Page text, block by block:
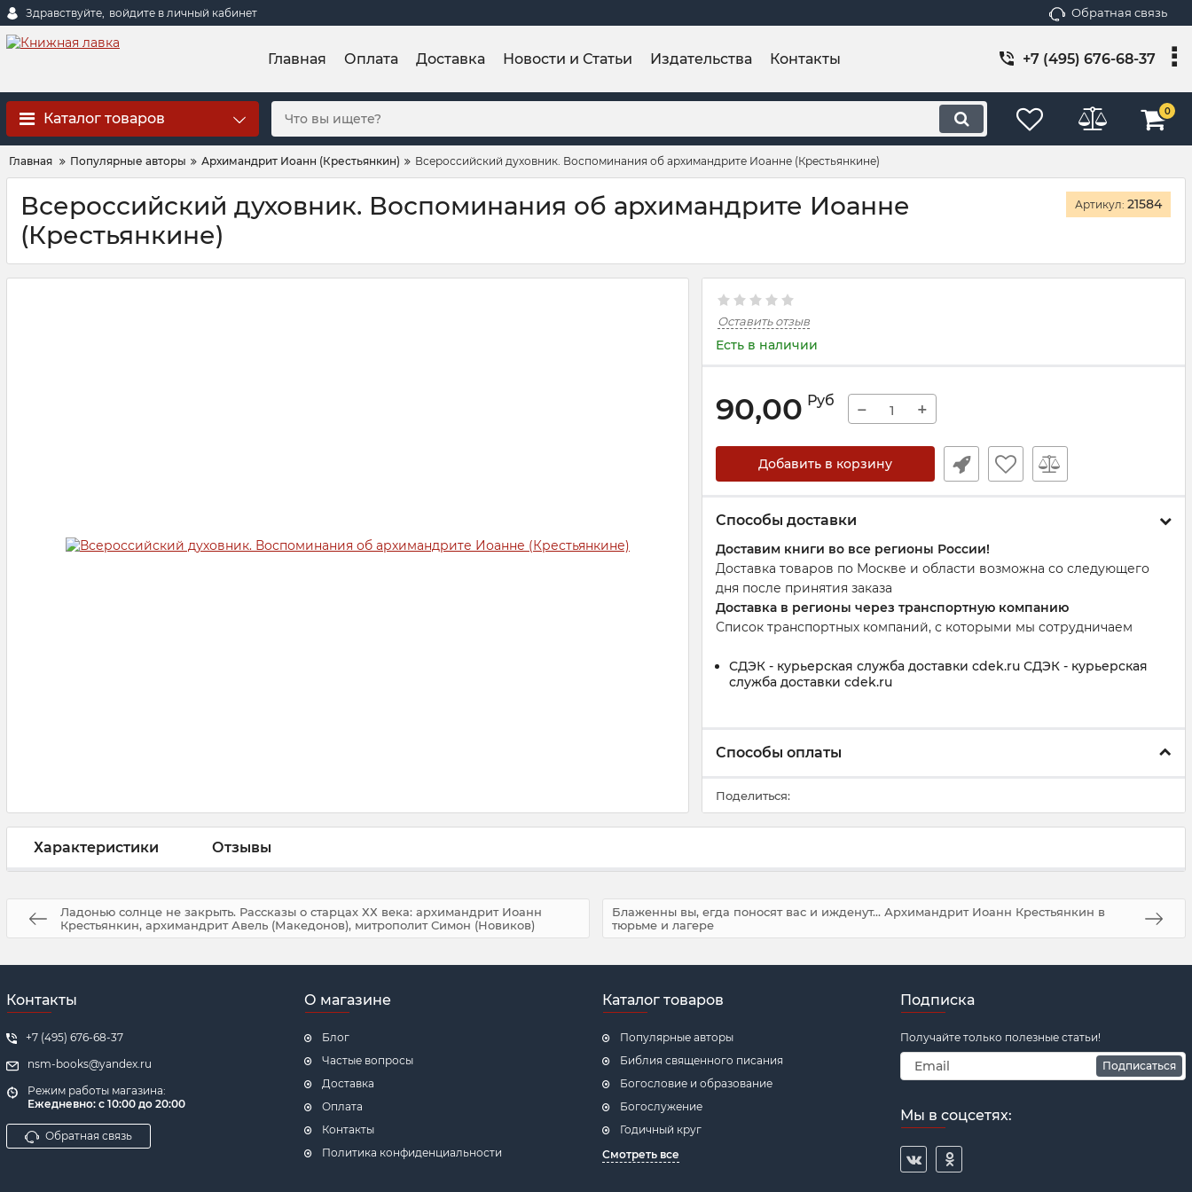
Здравствуйте, войдите в личный кабинет Обратная связь
Главная Оплата Доставка Новости и Статьи Издательства Контакты +7 (495) 676-68-37
Каталог товаров 0
Главная Популярные авторы Архимандрит Иоанн (Крестьянкин) Всероссийский духовник. Воспоминания об архимандрите Иоанне (Крестьянкине)
Всероссийский духовник. Воспоминания об архимандрите Иоанне
(Крестьянкине)
Артикул: 21584
Оставить отзыв
Есть в наличии
90,00 Руб − +
Добавить в корзину
Способы доставки
Доставим книги во все регионы России!
Доставка товаров по Москве и области возможна со следующего
дня после принятия заказа
Доставка в регионы через транспортную компанию
Список транспортных компаний, с которыми мы сотрудничаем
СДЭК - курьерская служба доставки cdek.ru СДЭК - курьерская
служба доставки cdek.ru
Способы оплаты
Поделиться:
Характеристики Отзывы
Ладонью солнце не закрыть. Рассказы о старцах ХХ века: архимандрит Иоанн
Крестьянкин, архимандрит Авель (Македонов), митрополит Симон (Новиков)
Блаженны вы, егда поносят вас и ижденут... Архимандрит Иоанн Крестьянкин в
тюрьме и лагере
Контакты
+7 (495) 676-68-37
nsm-books@yandex.ru
Режим работы магазина:
Ежедневно: с 10:00 до 20:00
Обратная связь
О магазине
Блог
Частые вопросы
Доставка
Оплата
Контакты
Политика конфиденциальности
Каталог товаров
Популярные авторы
Библия священного писания
Богословие и образование
Богослужение
Годичный круг
Смотреть все
Подписка
Получайте только полезные статьи!
Подписаться
Мы в соцсетях: